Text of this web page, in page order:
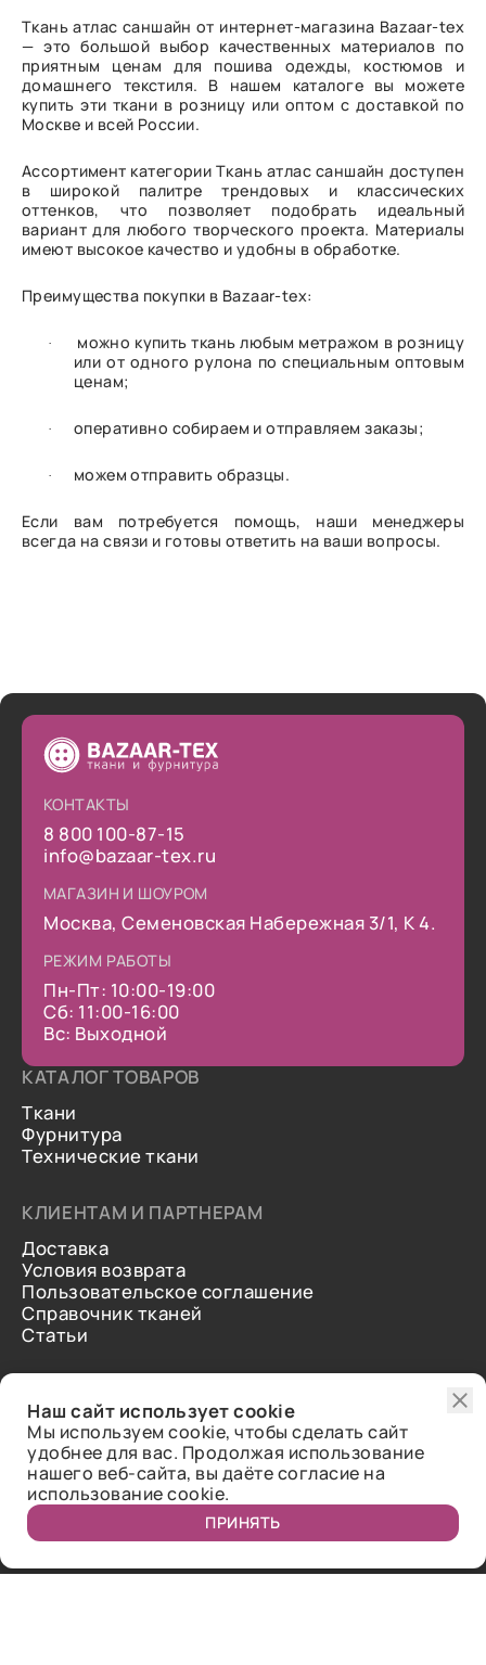
Ткань атлас саншайн от интернет-магазина Bazaar-tex
— это большой выбор качественных материалов по
приятным ценам для пошива одежды, костюмов и
домашнего текстиля. В нашем каталоге вы можете
купить эти ткани в розницу или оптом с доставкой по
Москве и всей России.
Ассортимент категории Ткань атлас саншайн доступен
в широкой палитре трендовых и классических
оттенков, что позволяет подобрать идеальный
вариант для любого творческого проекта. Материалы
имеют высокое качество и удобны в обработке.
Преимущества покупки в Bazaar-tex:
·
можно купить ткань любым метражом в розницу
или от одного рулона по специальным оптовым
ценам;
· оперативно собираем и отправляем заказы;
· можем отправить образцы.
Если вам потребуется помощь, наши менеджеры
всегда на связи и готовы ответить на ваши вопросы.
КОНТАКТЫ
8 800 100-87-15
info@bazaar-tex.ru
МАГАЗИН И ШОУРОМ
Москва, Семеновская Набережная 3/1, К 4.
РЕЖИМ РАБОТЫ
Пн-Пт: 10:00-19:00
Сб: 11:00-16:00
Вс: Выходной
КАТАЛОГ ТОВАРОВ
Ткани
Фурнитура
Технические ткани
КЛИЕНТАМ И ПАРТНЕРАМ
Доставка
Условия возврата
Пользовательское соглашение
Справочник тканей
Статьи
О нас
Контакты
Отзывы
Наш сайт использует cookie
Мы используем cookie, чтобы сделать сайт
удобнее для вас. Продолжая использование
нашего веб-сайта, вы даёте согласие на
использование cookie.
ПРИНЯТЬ